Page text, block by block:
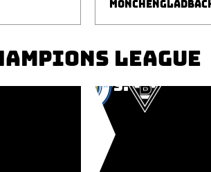
LEAGUE